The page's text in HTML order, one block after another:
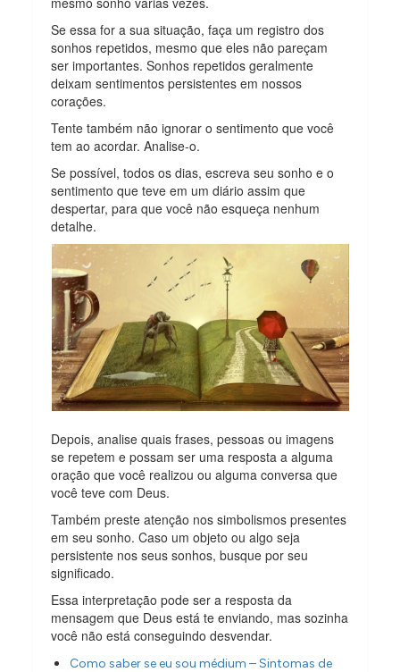
Se essa for a sua situação, faça um registro dos
sonhos repetidos, mesmo que eles não pareçam
ser importantes. Sonhos repetidos geralmente
deixam sentimentos persistentes em nossos
corações.
Tente também não ignorar o sentimento que você
tem ao acordar. Analise-o.
Se possível, todos os dias, escreva seu sonho e o
sentimento que teve em um diário assim que
despertar, para que você não esqueça nenhum
detalhe.
Depois, analise quais frases, pessoas ou imagens
se repetem e possam ser uma resposta a alguma
oração que você realizou ou alguma conversa que
você teve com Deus.
Também preste atenção nos simbolismos presentes
em seu sonho. Caso um objeto ou algo seja
persistente nos seus sonhos, busque por seu
significado.
Essa interpretação pode ser a resposta da
mensagem que Deus está te enviando, mas sozinha
você não está conseguindo desvendar.
Como saber se eu sou médium – Sintomas de